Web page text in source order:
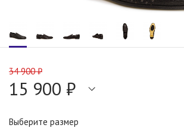
34 900 ₽
15 900 ₽
Выберите размер